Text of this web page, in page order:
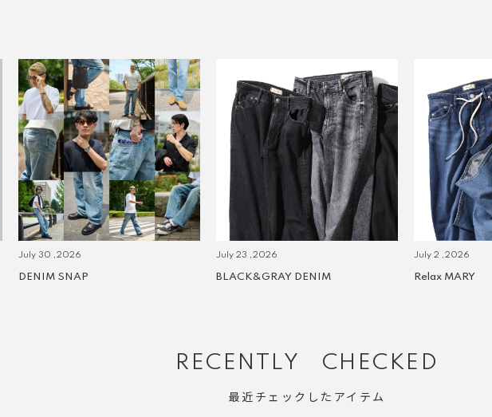
July 30 ,2026
DENIM SNAP
July 23 ,2026
BLACK&GRAY DENIM
July 2 ,2026
Relax MARY
RECENTLY CHECKED
最近チェックしたアイテム